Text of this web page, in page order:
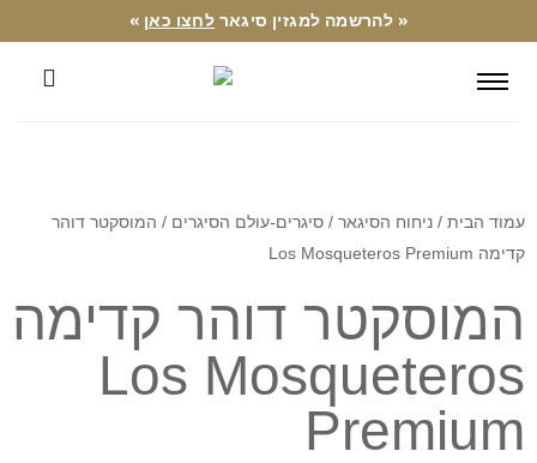
« להרשמה למגזין סיגאר לחצו כאן »
עמוד הבית / ניחוח הסיגאר / סיגרים-עולם הסיגרים / המוסקטר דוהר
קדימה Los Mosqueteros Premium
המוסקטר דוהר קדימה
Los Mosqueteros
Premium